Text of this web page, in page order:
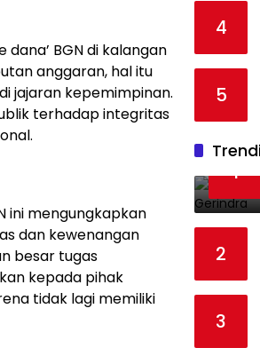
BGN di kalangan
anggaran, hal itu
jajaran kepemimpinan.
terhadap integritas
ini mengungkapkan
dan kewenangan
besar tugas
kepada pihak
tidak lagi memiliki
4
5
1
2
3